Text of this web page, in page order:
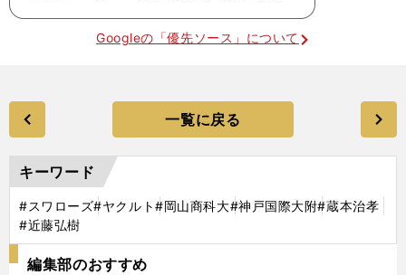
Googleの「優先ソース」について
一覧に戻る
キーワード
#スワローズ#ヤクルト#岡山商科大#神戸国際大附#蔵本治孝
#近藤弘樹
編集部のおすすめ